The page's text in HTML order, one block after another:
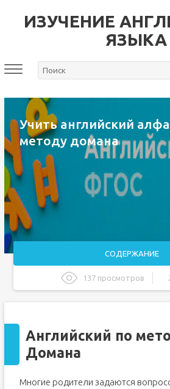
ИЗУЧЕНИЕ
ЯЗЫКА
Учить английский
методу домана
СОДЕРЖАНИЕ
137 просмотров
Что потребуется для изучения
Глену Доману?
Процесс обучения
Английский по
Домана
Многие родители задаются